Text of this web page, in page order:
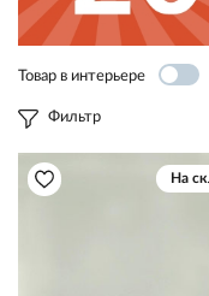
Товар в интерьере
Фильтр
На